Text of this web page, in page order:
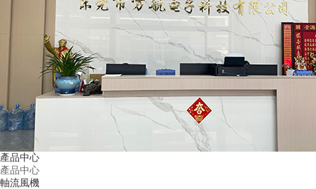
產品中心
產品中心
軸流風機